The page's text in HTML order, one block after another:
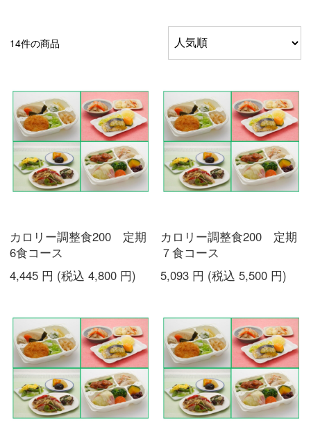
14件の商品
カロリー調整食200 定期
6食コース
4,445 円 (税込 4,800 円)
カロリー調整食200 定期
７食コース
5,093 円 (税込 5,500 円)